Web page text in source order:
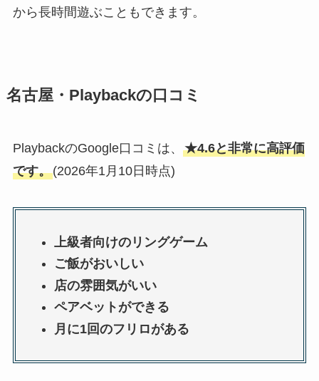
から長時間遊ぶこともできます。
名古屋・Playbackの口コミ
PlaybackのGoogle口コミは、 ★4.6と非常に高評価
です。(2026年1月10日時点)
上級者向けのリングゲーム
ご飯がおいしい
店の雰囲気がいい
ペアベットができる
月に1回のフリロがある